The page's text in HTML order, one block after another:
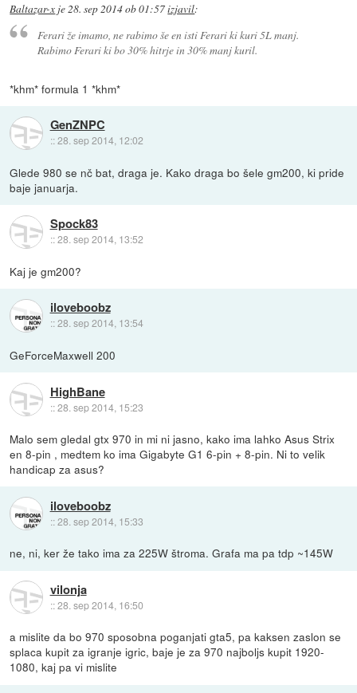
Baltazar-x je 28. sep 2014 ob 01:57izjavil:
Ferari že imamo, ne rabimo še en isti Ferari ki kuri 5L manj.
Rabimo Ferari ki bo 30% hitrje in 30% manj kuril.
*khm* formula 1 *khm*
GenZNPC
::28. sep 2014, 12:02
Glede 980 se nč bat, draga je. Kako draga bo šele gm200, ki pride
baje januarja.
Spock83
::28. sep 2014, 13:52
Kaj je gm200?
iloveboobz
::28. sep 2014, 13:54
GeForceMaxwell 200
HighBane
::28. sep 2014, 15:23
Malo sem gledal gtx 970 in mi ni jasno, kako ima lahko Asus Strix
en 8-pin , medtem ko ima Gigabyte G1 6-pin + 8-pin. Ni to velik
handicap za asus?
iloveboobz
::28. sep 2014, 15:33
ne, ni, ker že tako ima za 225W štroma. Grafa ma pa tdp ~145W
vilonja
::28. sep 2014, 16:50
a mislite da bo 970 sposobna poganjati gta5, pa kaksen zaslon se
splaca kupit za igranje igric, baje je za 970 najboljs kupit 1920-
1080, kaj pa vi mislite